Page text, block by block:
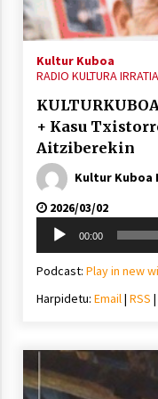
Kultur Kuboa
RADIO KULTURA IRRATIA
+ Kasu
Aitziberekin
Kultur Kuboa
2026/03/02
Soinu
erreproduzigailua
00:00
Podcast: Play in new
Harpidetu: Email| RSS |